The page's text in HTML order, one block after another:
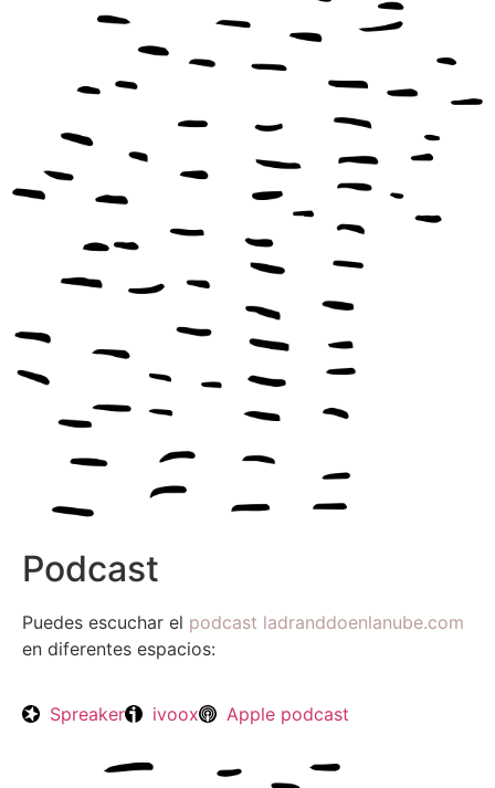
Podcast
Puedes escuchar el podcast ladranddoenlanube.com
en diferentes espacios:
Spreaker ivoox Apple podcast